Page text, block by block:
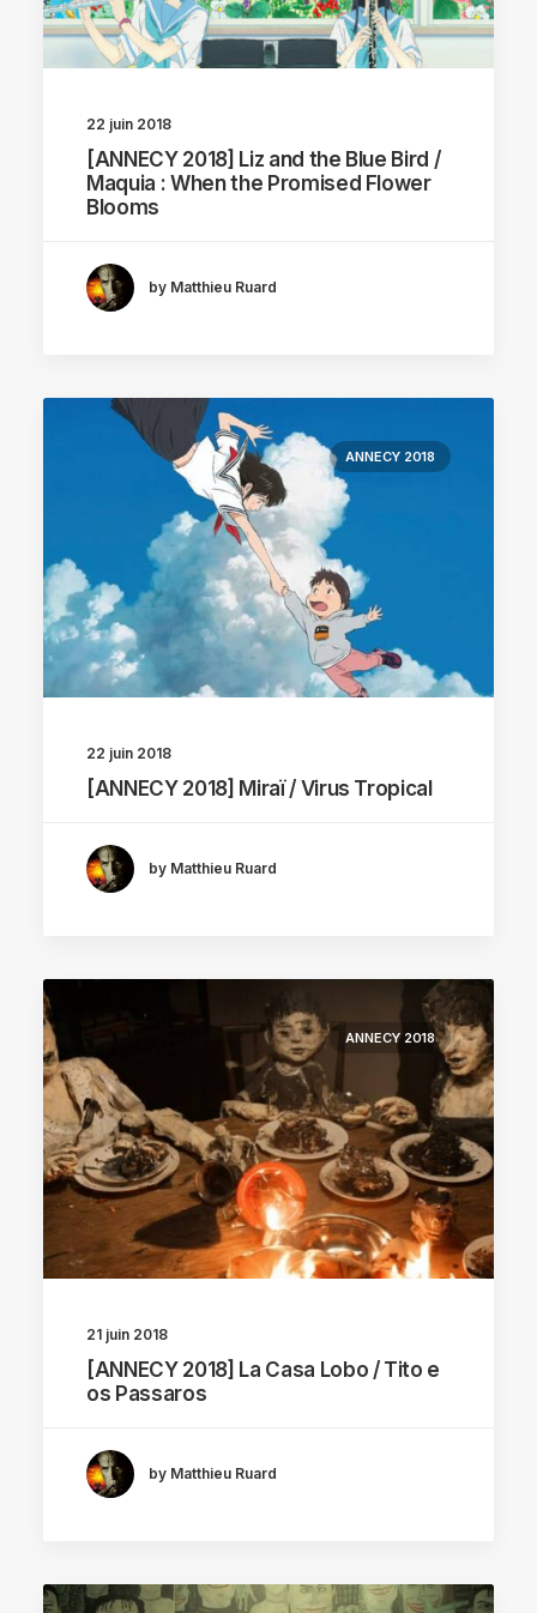
22 juin 2018
[ANNECY 2018] Liz and the Blue Bird /
Maquia : When the Promised Flower
Blooms
by Matthieu Ruard
ANNECY 2018
22 juin 2018
[ANNECY 2018] Miraï / Virus Tropical
by Matthieu Ruard
ANNECY 2018
21 juin 2018
[ANNECY 2018] La Casa Lobo / Tito e
os Passaros
by Matthieu Ruard